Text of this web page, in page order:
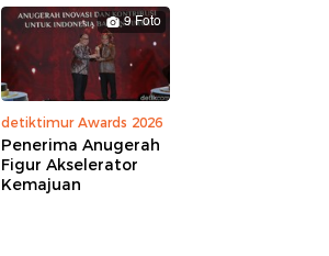
9 Foto
detiktimur Awards 2026
Penerima Anugerah
Figur Akselerator
Kemajuan